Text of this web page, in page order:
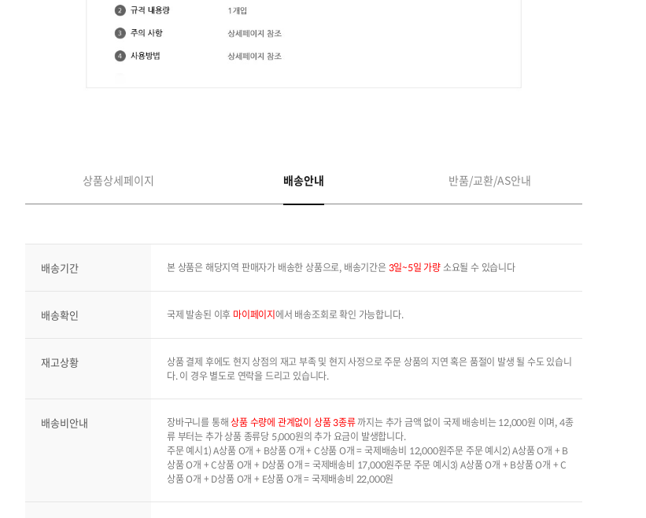
상품상세페이지 배송안내 반품/교환/AS안내
배송기간 본 상품은 해당지역 판매자가 배송한 상품으로, 배송기간은3일~5일 가량소요될 수 있습니다
배송확인 국제 발송된 이후 마이페이지에서 배송조회로 확인 가능합니다.
재고상황
상품 결제 후에도 현지 상점의 재고 부족 및 현지 사정으로 주문 상품의 지연 혹은 품절이 발생 될 수도 있습니
다. 이 경우 별도로 연락을 드리고 있습니다.
배송비안내 장바구니를 통해상품 수량에 관계없이 상품 3종류까지는 추가 금액 없이 국제 배송비는 12,000원 이며, 4종
류 부터는 추가 상품 종류당 5,000원의 추가 요금이 발생합니다.
주문 예시1) A상품 O개 + B상품 O개 + C상품 O개 = 국제배송비 12,000원주문 주문 예시2) A상품 O개 + B
상품 O개 + C상품 O개 + D상품 O개 = 국제배송비 17,000원주문 주문 예시3) A상품 O개 + B상품 O개 + C
상품 O개 + D상품 O개 + E상품 O개 = 국제배송비 22,000원